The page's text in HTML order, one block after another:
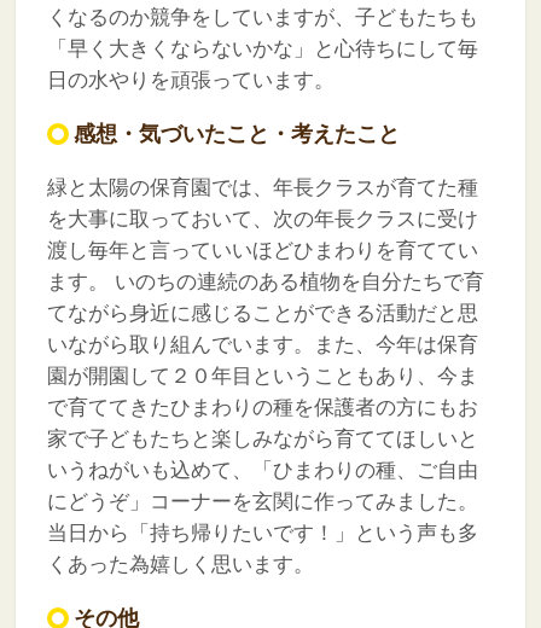
くなるのか競争をしていますが、子どもたちも
「早く大きくならないかな」と心待ちにして毎
日の水やりを頑張っています。
感想・気づいたこと・考えたこと
緑と太陽の保育園では、年長クラスが育てた種
を大事に取っておいて、次の年長クラスに受け
渡し毎年と言っていいほどひまわりを育ててい
ます。
いのちの連続のある植物を自分たちで育
てながら身近に感じることができる活動だと思
いながら取り組んでいます。また、今年は保育
園が開園して２０年目ということもあり、今ま
で育ててきたひまわりの種を保護者の方にもお
家で子どもたちと楽しみながら育ててほしいと
いうねがいも込めて、「ひまわりの種、ご自由
にどうぞ」コーナーを玄関に作ってみました。
当日から「持ち帰りたいです！」という声も多
くあった為嬉しく思います。
その他